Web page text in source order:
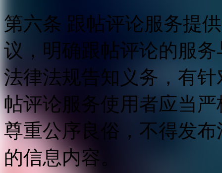
第六条 跟帖评论服务提
议，明确跟帖评论的服
法律法规告知义务，有
帖评论服务使用者应当
尊重公序良俗，不得发
的信息内容。